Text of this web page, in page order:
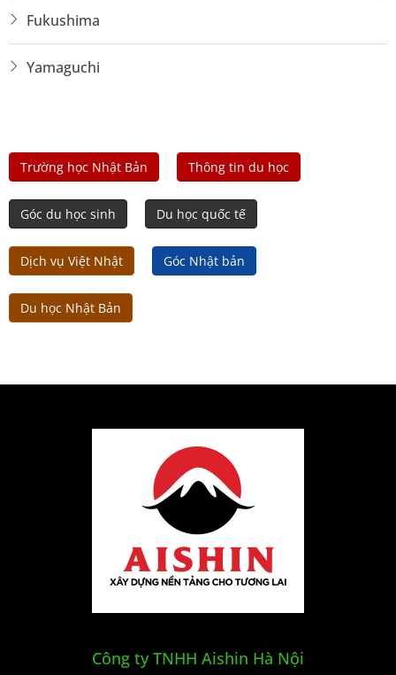
Fukushima
Yamaguchi
Trường học Nhật Bản Thông tin du học
Góc du học sinh Du học quốc tế
Dịch vụ Việt Nhật Góc Nhật bản
Du học Nhật Bản
Công ty TNHH Aishin Hà Nội